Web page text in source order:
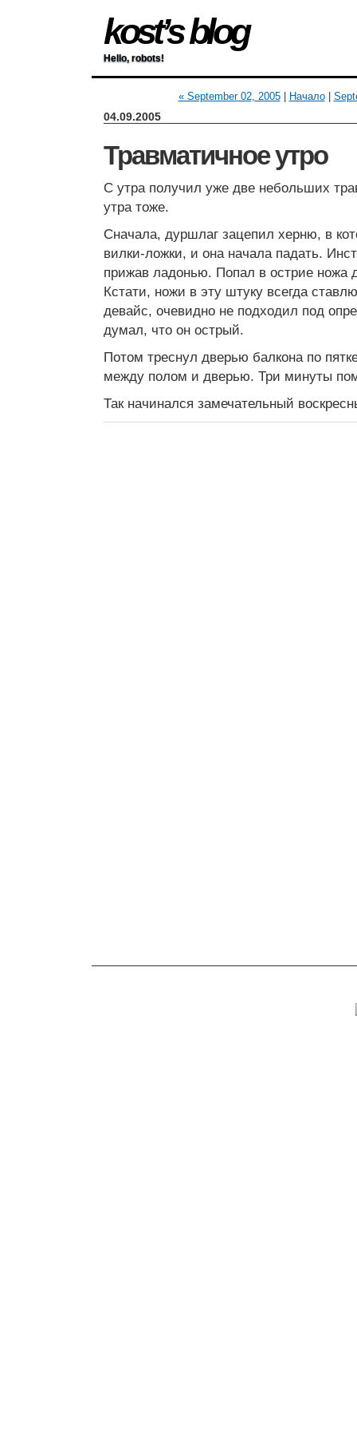
kost’s blog
Hello, robots!
« September 02, 2005| Начало|
04.09.2005
Травматичное утро
С утра получил уже две небольших
утра тоже.
Сначала, дуршлаг зацепил херню, в
вилки-ложки, и она начала падать.
прижав ладонью. Попал в острие ножа
Кстати, ножи в эту штуку всегда
девайс, очевидно не подходил под
думал, что он острый.
Потом треснул дверью балкона по
между полом и дверью. Три минуты
Так начинался замечательный